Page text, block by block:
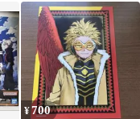
ー
¥700